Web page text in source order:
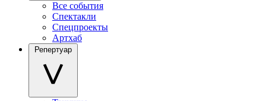
Все события
Спектакли
Спецпроекты
Артхаб
Репертуар